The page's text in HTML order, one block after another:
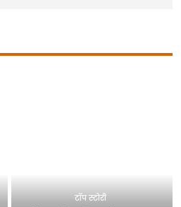
टॉप स्टोरी